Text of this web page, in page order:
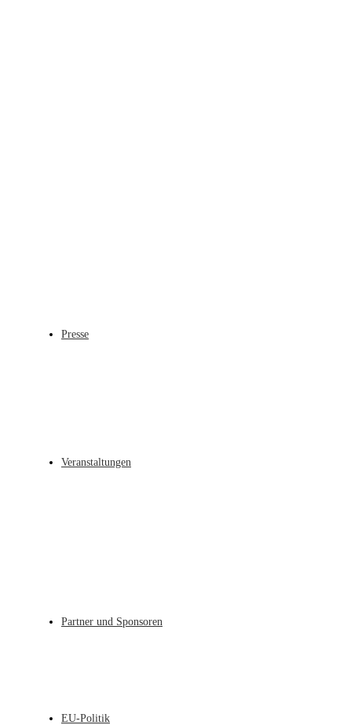
Presse
Veranstaltungen
Partner und Sponsoren
EU-Politik